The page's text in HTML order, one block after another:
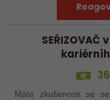
Máte zkušenosti se